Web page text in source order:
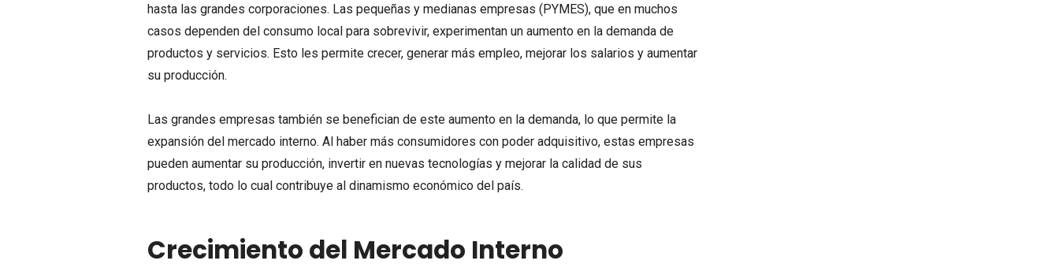
hasta las grandes corporaciones. Las pequeñas y medianas empresas (PYMES), que en muchos
casos dependen del consumo local para sobrevivir, experimentan un aumento en la demanda de
productos y servicios. Esto les permite crecer, generar más empleo, mejorar los salarios y aumentar
su producción.
Las grandes empresas también se benefician de este aumento en la demanda, lo que permite la
expansión del mercado interno. Al haber más consumidores con poder adquisitivo, estas empresas
pueden aumentar su producción, invertir en nuevas tecnologías y mejorar la calidad de sus
productos, todo lo cual contribuye al dinamismo económico del país.
Crecimiento del Mercado Interno